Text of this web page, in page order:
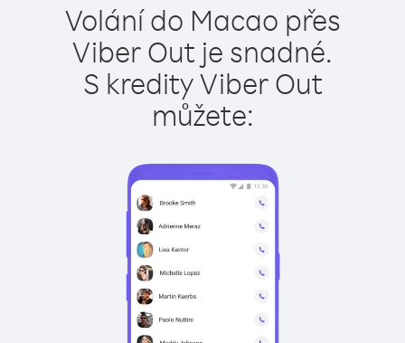
Volání do Macao přes
Viber Out je snadné.
S kredity Viber Out
můžete: